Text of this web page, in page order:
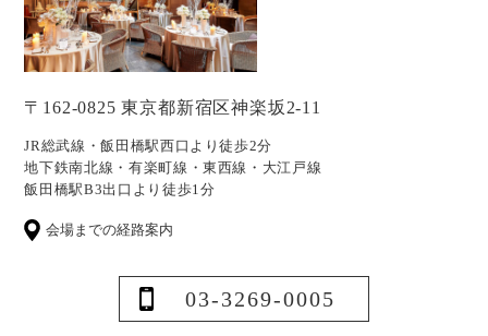
〒162-0825 東京都新宿区神楽坂2-11
JR総武線・飯田橋駅西口より徒歩2分
地下鉄南北線・有楽町線・東西線・大江戸線
飯田橋駅B3出口より徒歩1分
会場までの経路案内
03-3269-0005